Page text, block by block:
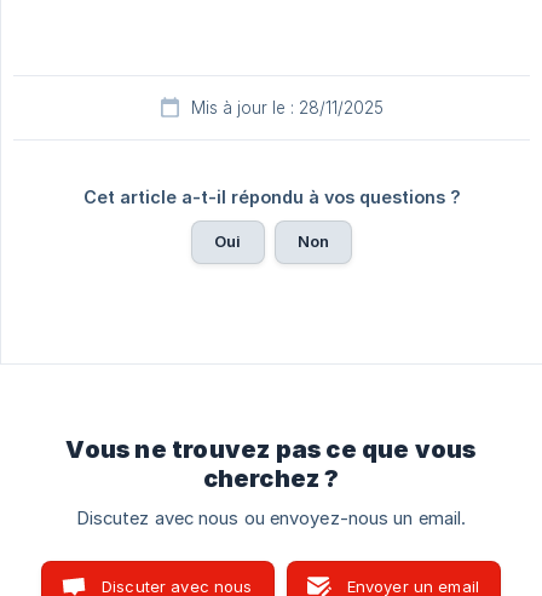
Mis à jour le : 28/11/2025
Cet article a-t-il répondu à vos questions ?
Oui Non
Vous ne trouvez pas ce que vous
cherchez ?
Discutez avec nous ou envoyez-nous un email.
Discuter avec nous Envoyer un email